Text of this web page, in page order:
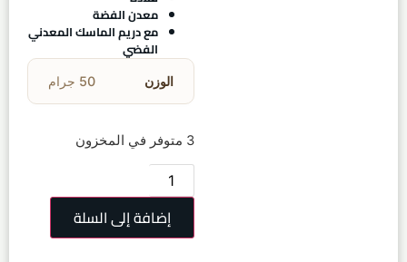
معدن الفضة
مع دريم الماسك المعدني
الفضي
الوزن 50 جرام
3 متوفر في المخزون
إضافة إلى السلة